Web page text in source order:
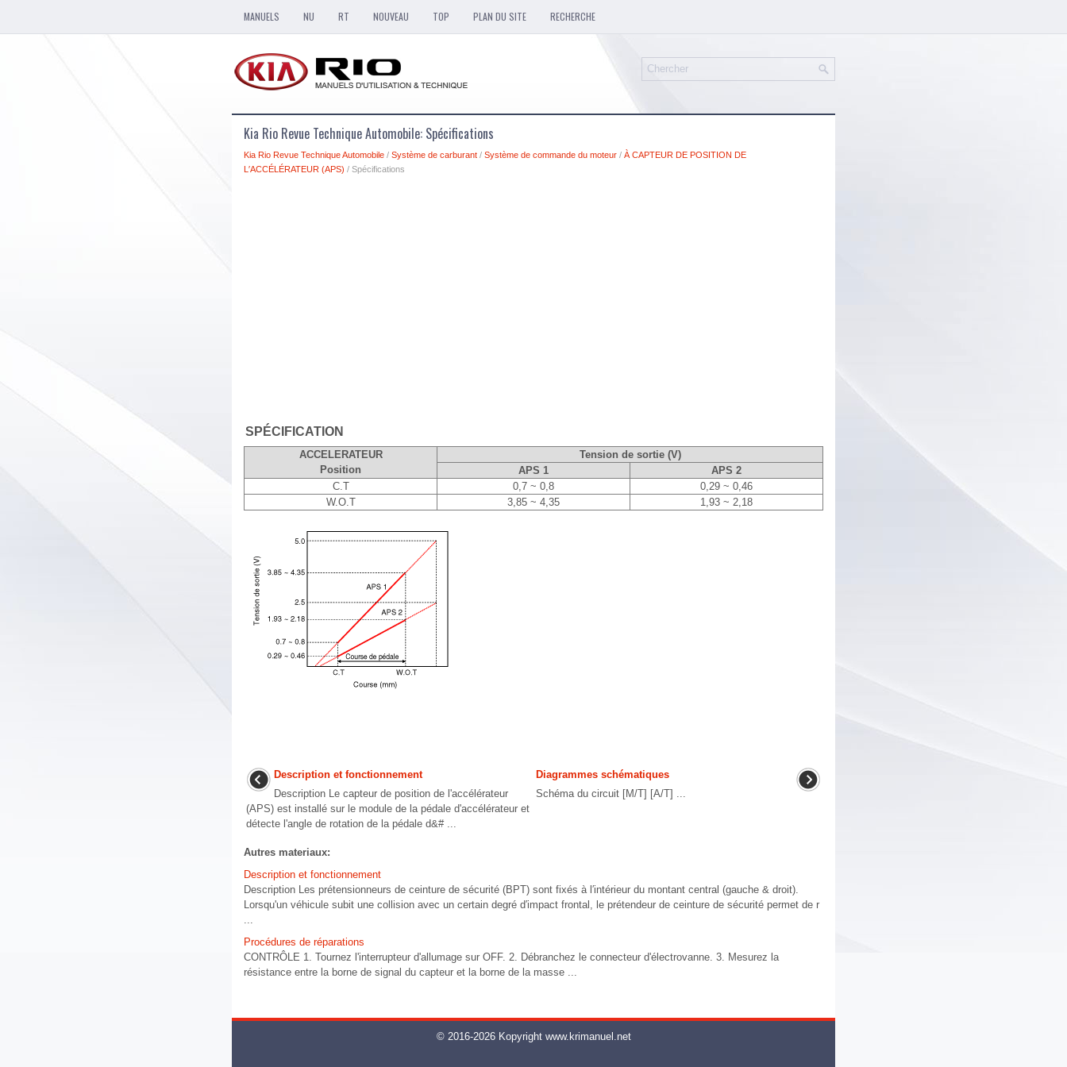
MANUELS NU RT NOUVEAU TOP PLAN DU SITE RECHERCHE
Kia Rio Revue Technique Automobile: Spécifications
Kia Rio Revue Technique Automobile / Système de carburant / Système de commande du moteur / À CAPTEUR DE POSITION DE
L′ACCÉLÉRATEUR (APS) / Spécifications
SPÉCIFICATION
ACCELERATEUR
Position
Tension de sortie (V)
APS 1
APS 2
C.T
0,7 ~ 0,8
0,29 ~ 0,46
W.O.T
3,85 ~ 4,35 1,93 ~ 2,18
Description et fonctionnement
Description Le capteur de position de l'accélérateur
(APS) est installé sur le module de la pédale d'accélérateur et
détecte l'angle de rotation de la pédale d&# ...
Diagrammes schématiques
Schéma du circuit [M/T] [A/T] ...
Autres materiaux:
Description et fonctionnement
Description Les prétensionneurs de ceinture de sécurité (BPT) sont fixés à l′intérieur du montant central (gauche & droit).
Lorsqu'un véhicule subit une collision avec un certain degré d′impact frontal, le prétendeur de ceinture de sécurité permet de r
...
Procédures de réparations
CONTRÔLE 1. Tournez l'interrupteur d'allumage sur OFF. 2. Débranchez le connecteur d'électrovanne. 3. Mesurez la
résistance entre la borne de signal du capteur et la borne de la masse ...
© 2016-2026 Kopyright www.krimanuel.net